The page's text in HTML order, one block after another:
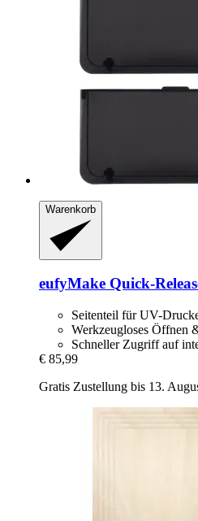
Warenkorb
eufyMake Quick-​
Seitenteil für UV-
Werkzeugloses Öffnen
Schneller Zugriff auf
€ 85,99
Gratis Zustellung bis 13.